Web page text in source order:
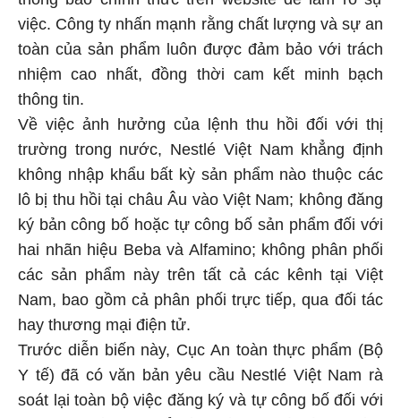
việc. Công ty nhấn mạnh rằng chất lượng và sự an
toàn của sản phẩm luôn được đảm bảo với trách
nhiệm cao nhất, đồng thời cam kết minh bạch
thông tin.
Về việc ảnh hưởng của lệnh thu hồi đối với thị
trường trong nước, Nestlé Việt Nam khẳng định
không nhập khẩu bất kỳ sản phẩm nào thuộc các
lô bị thu hồi tại châu Âu vào Việt Nam; không đăng
ký bản công bố hoặc tự công bố sản phẩm đối với
hai nhãn hiệu Beba và Alfamino; không phân phối
các sản phẩm này trên tất cả các kênh tại Việt
Nam, bao gồm cả phân phối trực tiếp, qua đối tác
hay thương mại điện tử.
Trước diễn biến này, Cục An toàn thực phẩm (Bộ
Y tế) đã có văn bản yêu cầu Nestlé Việt Nam rà
soát lại toàn bộ việc đăng ký và tự công bố đối với